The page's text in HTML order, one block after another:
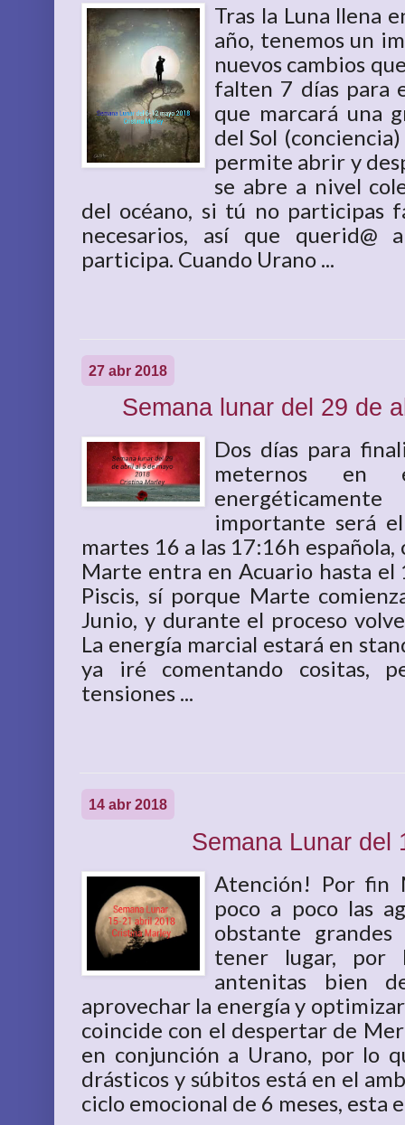
Tras la Luna llena
año, tenemos un
nuevos cambios
falten 7 días para
que marcará una
del Sol
permite abrir y
se abre a nivel
del océano, si tú no participas
necesarios, así que querid@
participa. Cuando Urano ...
27 abr 2018
Semana lunar del 29 de
Dos días para
meternos en
importante será
martes 16 a las 17:16h
Marte entra en Acuario hasta
Piscis, sí porque Marte
Junio, y durante el proceso
La energía marcial estará en
ya iré comentando cositas,
tensiones ...
14 abr 2018
Semana Lunar del
Atención! Por fin
poco a poco las
obstante
tener lugar, por
antenitas bien
aprovechar la energía y
coincide con el despertar de
en conjunción a Urano, por lo
drásticos y súbitos está en el
ciclo emocional de 6 meses, esta